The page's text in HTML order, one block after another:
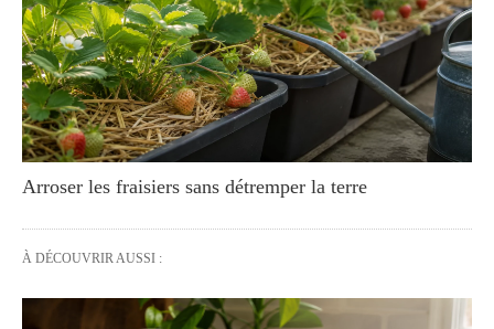
Arroser les fraisiers sans détremper la terre
À DÉCOUVRIR AUSSI :